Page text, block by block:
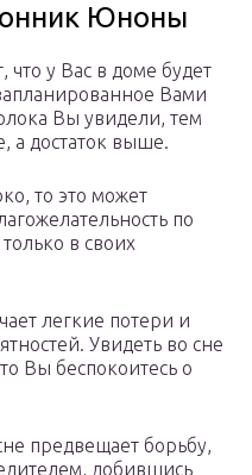
Юноны
что у Вас в доме будет
Вами
Вы увидели, тем
а достаток выше.
то это может
по
в своих
легкие потери и
Увидеть во сне
Вы беспокоитесь о
предвещает борьбу,
добившись